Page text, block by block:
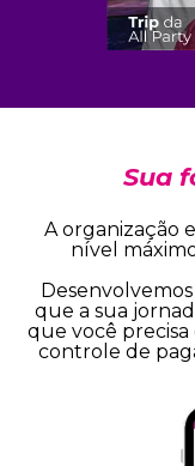
Sua
A organização
nível
que a sua
que você
controle de